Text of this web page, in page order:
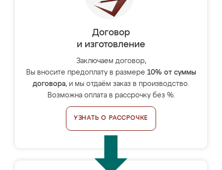
Договор
и изготовление
Заключаем договор,
Вы вносите предоплату в размере 10% от суммы
договора, и мы отдаём заказ в производство.
Возможна оплата в рассрочку без %.
УЗНАТЬ О РАССРОЧКЕ